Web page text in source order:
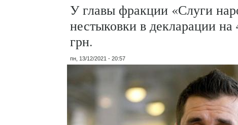
У главы фракции «Слуги
нестыковки в декларации на
грн.
пн, 13/12/2021 - 20:57